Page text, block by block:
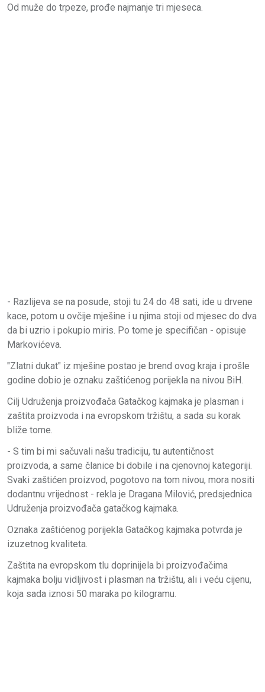
Od muže do trpeze, prođe najmanje tri mjeseca.
- Razlijeva se na posude, stoji tu 24 do 48 sati, ide u drvene
kace, potom u ovčije mješine i u njima stoji od mjesec do dva
da bi uzrio i pokupio miris. Po tome je specifičan - opisuje
Markovićeva.
"Zlatni dukat" iz mješine postao je brend ovog kraja i prošle
godine dobio je oznaku zaštićenog porijekla na nivou BiH.
Cilj Udruženja proizvođača Gatačkog kajmaka je plasman i
zaštita proizvoda i na evropskom tržištu, a sada su korak
bliže tome.
- S tim bi mi sačuvali našu tradiciju, tu autentičnost
proizvoda, a same članice bi dobile i na cjenovnoj kategoriji.
Svaki zaštićen proizvod, pogotovo na tom nivou, mora nositi
dodantnu vrijednost - rekla je Dragana Milović, predsjednica
Udruženja proizvođača gatačkog kajmaka.
Oznaka zaštićenog porijekla Gatačkog kajmaka potvrda je
izuzetnog kvaliteta.
Zaštita na evropskom tlu doprinijela bi proizvođačima
kajmaka bolju vidljivost i plasman na tržištu, ali i veću cijenu,
koja sada iznosi 50 maraka po kilogramu.